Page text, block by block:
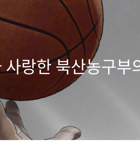
랑한 북산농구부